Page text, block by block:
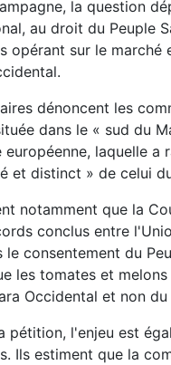
la question
au droit du Peuple
opérant sur le
dénoncent les
dans le « sud du
laquelle a
et distinct » de celui
notamment que la
conclus entre
le consentement du
les tomates et
Occidental et non du
pétition, l'enjeu est
Ils estiment que la